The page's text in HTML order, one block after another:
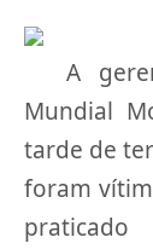
A
Mundial
tarde de
foram